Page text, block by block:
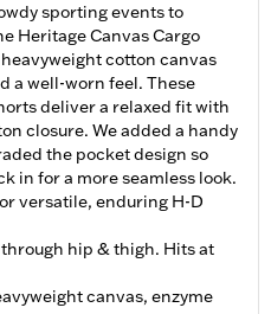
sporting events to
Heritage Canvas Cargo
cotton canvas
a well-worn feel. These
deliver a relaxed fit with
closure. We added a handy
the pocket design so
in for a more seamless look.
versatile, enduring H-D
hip & thigh. Hits at
canvas, enzyme